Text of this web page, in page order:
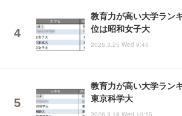
教育力が高い大学ラン
位は昭和女子大
2026.3.25 Wed 9:45
教育力が高い大学ラン
東京科学大
2026.3.18 Wed 10:15